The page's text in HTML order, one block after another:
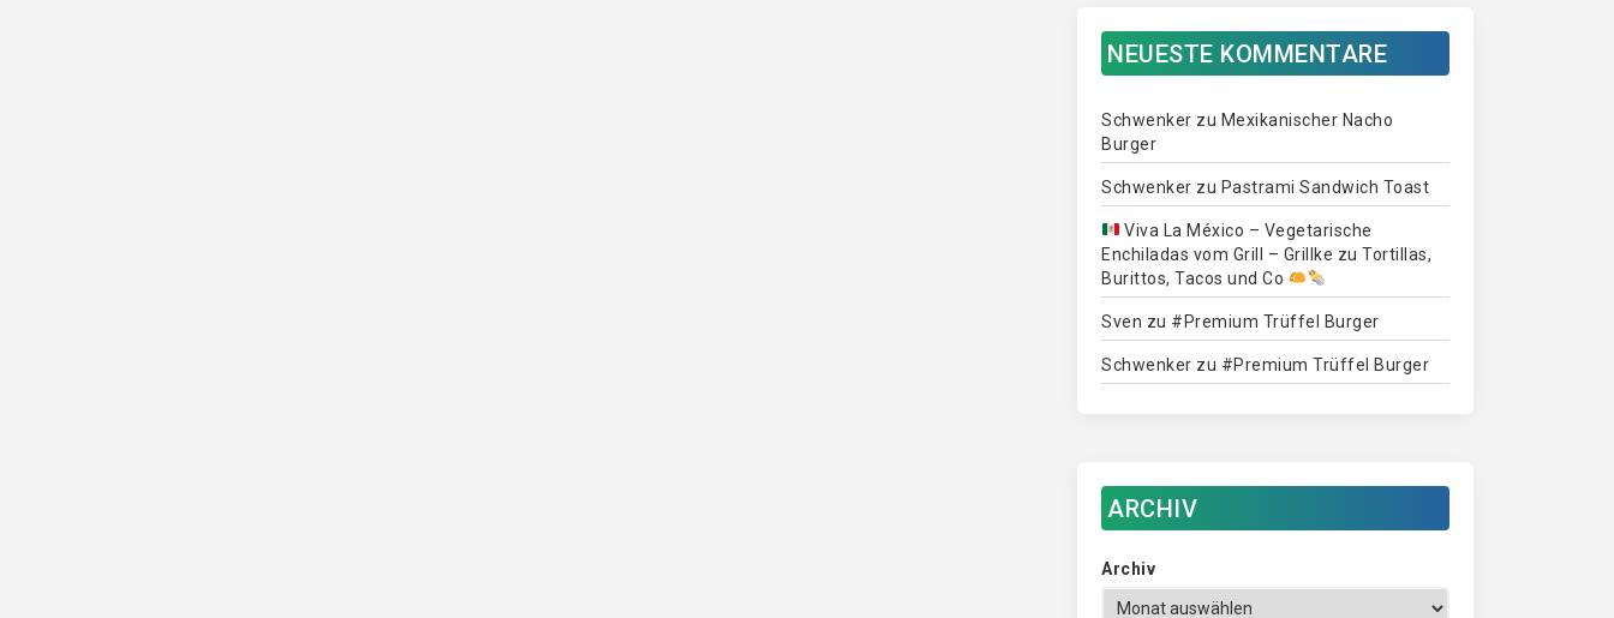
NEUESTE KOMMENTARE
Schwenker zu Mexikanischer Nacho
Burger
Schwenker zu Pastrami Sandwich Toast
Viva La México – Vegetarische
Enchiladas vom Grill – Grillke zu Tortillas,
Burittos, Tacos und Co
Sven zu #Premium Trüffel Burger
Schwenker zu #Premium Trüffel Burger
ARCHIV
Archiv